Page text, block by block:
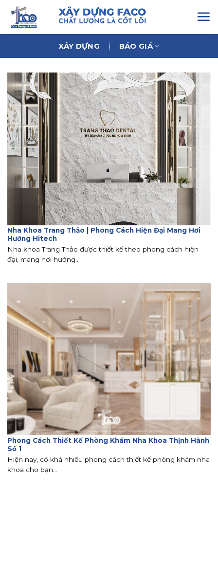
Chuyển
đến
nội
XÂY DỰNG BÁO GIÁ
Nha Khoa Trang Thảo | Phong Cách Hiện Đại Mang Hơi
Hướng Hitech
Nha khoa Trang Thảo được thiết kế theo phong cách hiện
đại, mang hơi hướng...
Phong Cách Thiết Kế Phòng Khám Nha Khoa Thịnh Hành
Số 1
Hiện nay, có khá nhiều phong cách thiết kế phòng khám nha
khoa cho bạn...